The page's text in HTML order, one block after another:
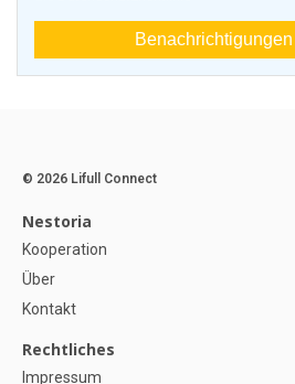
© 2026 Lifull Connect
Nestoria
Kooperation
Über
Kontakt
Rechtliches
Impressum